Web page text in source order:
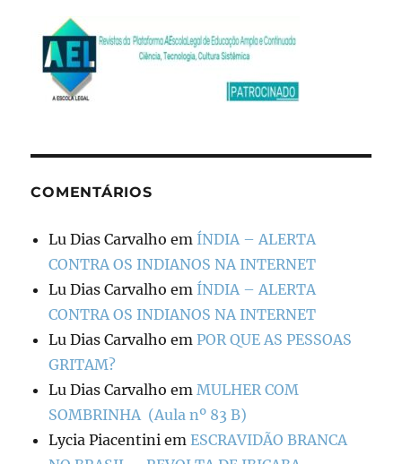
COMENTÁRIOS
Lu Dias Carvalho em ÍNDIA – ALERTA
CONTRA OS INDIANOS NA INTERNET
Lu Dias Carvalho em ÍNDIA – ALERTA
CONTRA OS INDIANOS NA INTERNET
Lu Dias Carvalho em POR QUE AS PESSOAS
GRITAM?
Lu Dias Carvalho em MULHER COM
SOMBRINHA (Aula nº 83 B)
Lycia Piacentini emESCRAVIDÃO BRANCA